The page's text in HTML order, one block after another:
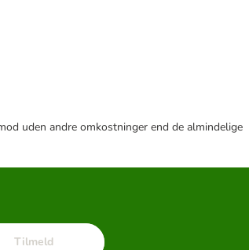
uden andre omkostninger end de almindelige
Tilmeld